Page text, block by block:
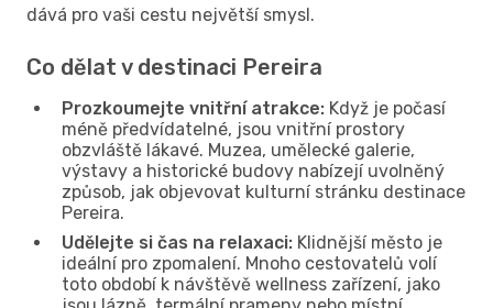
dává pro vaši cestu největší smysl.
Co dělat v destinaci Pereira
Prozkoumejte vnitřní atrakce: Když je počasí
méně předvídatelné, jsou vnitřní prostory
obzvláště lákavé. Muzea, umělecké galerie,
výstavy a historické budovy nabízejí uvolněný
způsob, jak objevovat kulturní stránku destinace
Pereira.
Udělejte si čas na relaxaci: Klidnější město je
ideální pro zpomalení. Mnoho cestovatelů volí
toto období k návštěvě wellness zařízení, jako